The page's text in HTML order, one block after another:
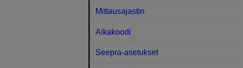
Mittausajastin
Aikakoodi
Seepra-asetukset